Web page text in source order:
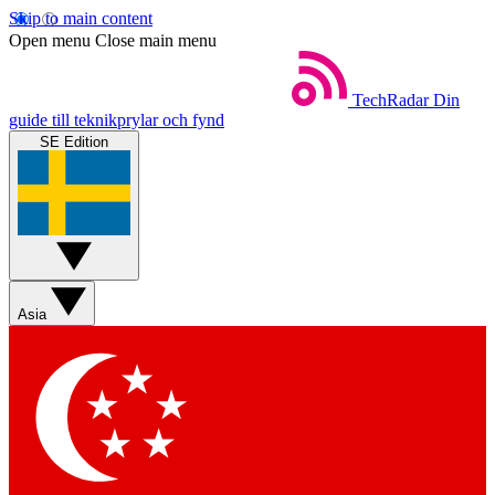
Skip to main content
Open menu Close main menu
TechRadar Din
guide till teknikprylar och fynd
SE Edition
Asia